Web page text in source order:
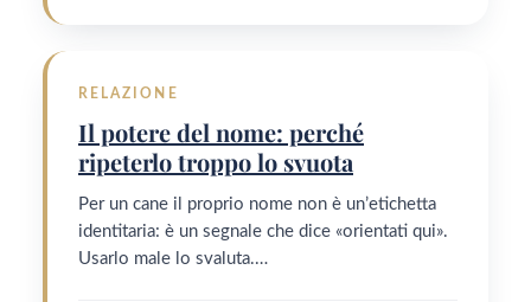
RELAZIONE
Il potere del nome: perché
ripeterlo troppo lo svuota
Per un cane il proprio nome non è un’etichetta
identitaria: è un segnale che dice «orientati qui».
Usarlo male lo svaluta.…